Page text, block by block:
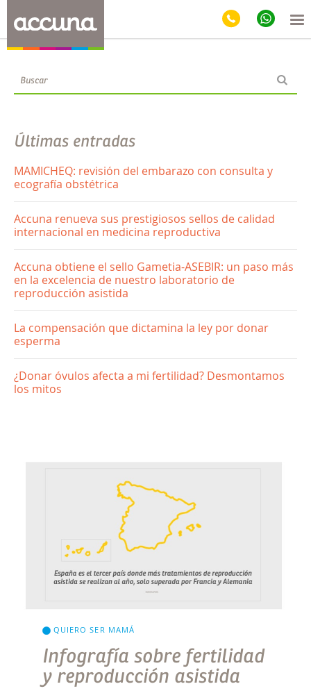
Blog
Últimas entradas
MAMICHEQ: revisión del embarazo con consulta y
ecografía obstétrica
Accuna renueva sus prestigiosos sellos de calidad
internacional en medicina reproductiva
Accuna obtiene el sello Gametia-ASEBIR: un paso más
en la excelencia de nuestro laboratorio de
reproducción asistida
La compensación que dictamina la ley por donar
esperma
¿Donar óvulos afecta a mi fertilidad? Desmontamos
los mitos
QUIERO SER MAMÁ
Infografía sobre fertilidad
y reproducción asistida